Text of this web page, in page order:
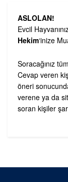
ASLOLAN!
Evcil
Hekim‘inize
Soracağınız
Cevap veren
öneri
verene ya da
soran kişiler